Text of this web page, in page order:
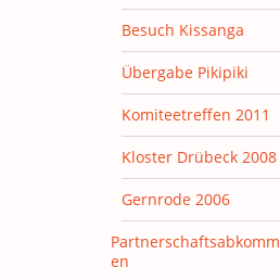
Besuch Kissanga
Übergabe Pikipiki
Komiteetreffen 2011
Kloster Drübeck 2008
Gernrode 2006
Partnerschaftsabkomm
en